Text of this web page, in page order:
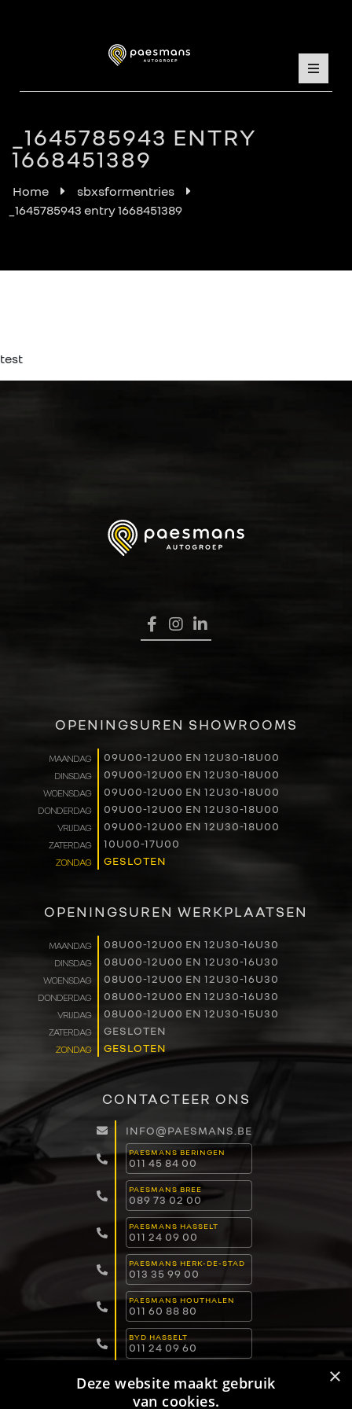
RENAULT PRO+
NAVERKOOP
VERHUUR
NIEUWS
OVER ONS
WERKEN BIJ
CONTACT
_1645785943 ENTRY
1668451389
Home
sbxsformentries
_1645785943 entry 1668451389
test
OPENINGSUREN SHOWROOMS
MAANDAG 09U00-12U00 EN 12U30-18U00
DINSDAG 09U00-12U00 EN 12U30-18U00
WOENSDAG 09U00-12U00 EN 12U30-18U00
DONDERDAG 09U00-12U00 EN 12U30-18U00
VRIJDAG 09U00-12U00 EN 12U30-18U00
ZATERDAG 10U00-17U00
ZONDAG GESLOTEN
OPENINGSUREN WERKPLAATSEN
MAANDAG 08U00-12U00 EN 12U30-16U30
DINSDAG 08U00-12U00 EN 12U30-16U30
WOENSDAG 08U00-12U00 EN 12U30-16U30
DONDERDAG 08U00-12U00 EN 12U30-16U30
VRIJDAG 08U00-12U00 EN 12U30-15U30
ZATERDAG GESLOTEN
ZONDAG GESLOTEN
CONTACTEER ONS
INFO@PAESMANS.BE
PAESMANS BERINGEN
011 45 84 00
PAESMANS BREE
089 73 02 00
PAESMANS HASSELT
011 24 09 00
PAESMANS HERK-DE-STAD
013 35 99 00
PAESMANS HOUTHALEN
011 60 88 80
BYD HASSELT
011 24 09 60
011 15 04 00 ×
Deze website maakt gebruik
van cookies.